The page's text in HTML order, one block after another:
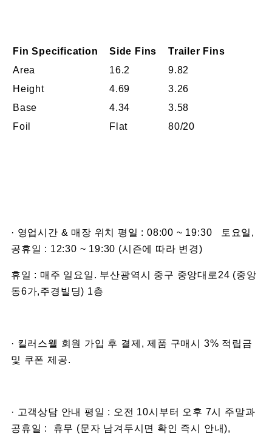
Fin Specification Side Fins
Trailer Fins
Area
16.2
9.82
Height
4.69
3.26
Base
4.34
3.58
Foil
Flat 80/20
· 영업시간 & 매장 위치 평일 : 08:00 ~ 19:30 토요일,
공휴일 : 12:30 ~ 19:30 (시즌에 따라 변경)
휴일 : 매주 일요일. 부산광역시 중구 중앙대로24 (중앙
동6가,주경빌딩) 1층
· 킬러스웰 회원 가입 후 결제, 제품 구매시 3% 적립금
및 쿠폰 제공.
· 고객상담 안내 평일 : 오전 10시부터 오후 7시 주말과
공휴일 : 휴무 (문자 남겨두시면 확인 즉시 안내),